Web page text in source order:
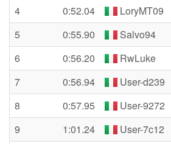
4
0:52.04 LoryMT09
5
0:55.90 Salvo94
6
0:56.20 RwLuke
7
0:56.94 User-d239
8
0:57.95 User-9272
9
1:01.24 User-7c12